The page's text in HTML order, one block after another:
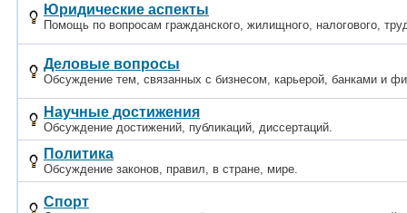
Юридические аспекты
Помощь по вопросам гражданского, жилищного, налогового,
Деловые вопросы
Обсуждение тем, связанных с бизнесом, карьерой, банками и
Научные достижения
Обсуждение достижений, публикаций, диссертаций.
Политика
Обсуждение законов, правил, в стране, мире.
Спорт